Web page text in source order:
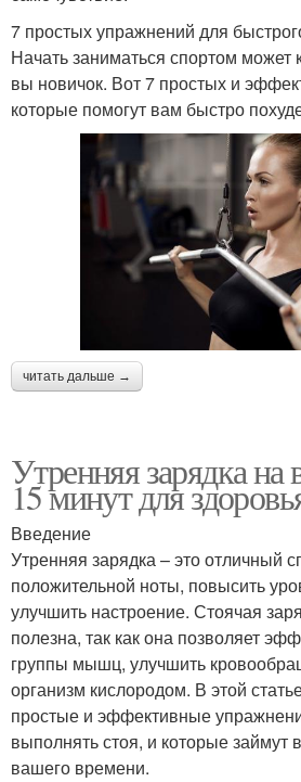
7 простых упражнений для
Начать заниматься спортом
вы новичок. Вот 7 простых и
которые помогут вам быстро
читать дальше →
Утренняя зарядка на
15 минут для
Введение
Утренняя зарядка – это отличный
положительной ноты, повысить
улучшить настроение. Стоячая
полезна, так как она позволяет
группы мышц, улучшить
организм кислородом. В этой
простые и эффективные
выполнять стоя, и которые займут
вашего времени.